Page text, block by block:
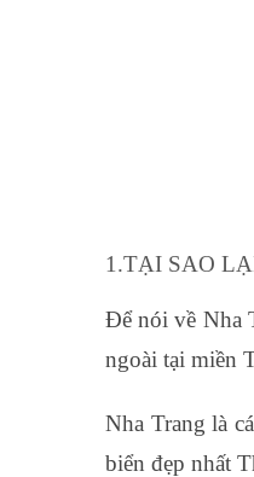
1.TẠI SAO
Để nói về Nha
ngoài tại miền
Nha Trang là
biển đẹp nhất